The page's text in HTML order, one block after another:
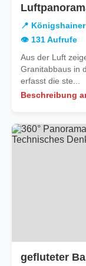
📍
👁️ 131 Aufrufe
Aus der Luft
Granitabbaus in
erfasst die ste...
Beschreibung
gefluteter